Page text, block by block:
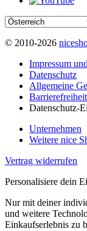
© 2010-2026
Impressum
Datenschutz
Allgemeine
Datenschutz-
Unternehmen
Weitere nice
Vertrag widerrufen
Personalisiere dein
Nur mit deiner
und weitere
Einkaufserlebnis zu